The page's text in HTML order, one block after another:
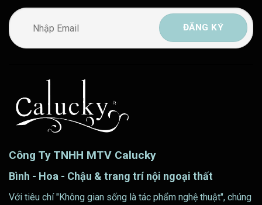
Công Ty TNHH MTV Calucky
Bình - Hoa - Chậu & trang trí nội ngoại thất
Với tiêu chí "Không gian sống là tác phẩm nghệ thuật", chúng